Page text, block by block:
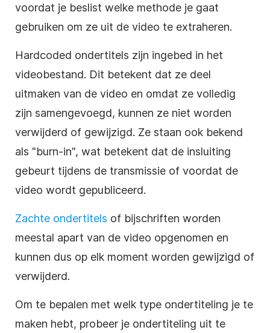
voordat je beslist welke methode je gaat
gebruiken om ze uit de video te extraheren.
Hardcoded ondertitels zijn ingebed in het
videobestand. Dit betekent dat ze deel
uitmaken van de video en omdat ze volledig
zijn samengevoegd, kunnen ze niet worden
verwijderd of gewijzigd. Ze staan ook bekend
als "burn-in", wat betekent dat de insluiting
gebeurt tijdens de transmissie of voordat de
video wordt gepubliceerd.
Zachte ondertitels of bijschriften worden
meestal apart van de video opgenomen en
kunnen dus op elk moment worden gewijzigd of
verwijderd.
Om te bepalen met welk type ondertiteling je te
maken hebt, probeer je ondertiteling uit te